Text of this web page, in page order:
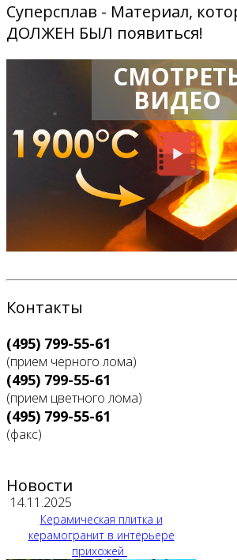
Суперсплав - Материал,
ДОЛЖЕН БЫЛ появиться!
ВИДЕО
Контакты
(495) 799-55-61
(прием черного лома)
(495) 799-55-61
(прием цветного лома)
(495) 799-55-61
(факс)
Новости
14.11.2025
Керамическая плитка и
керамогранит в интерьере
прихожей